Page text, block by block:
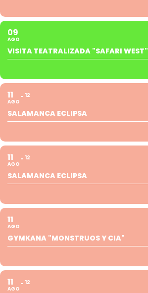
09
AGO
VISITA TEATRALIZADA "SAFARI WEST"
11
AGO
12
SALAMANCA ECLIPSA
11
AGO
12
SALAMANCA ECLIPSA
11
AGO
GYMKANA "MONSTRUOS Y CIA"
11
AGO
12